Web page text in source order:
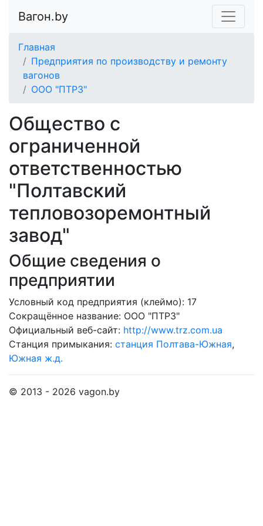
Вагон.by
Главная
Предприятия по производству и ремонту
вагонов
ООО "ПТРЗ"
Общество с
ограниченной
ответственностью
"Полтавский
тепловозоремонтный
завод"
Общие сведения о
предприятии
Условный код предприятия (клеймо): 17
Сокращённое название: ООО "ПТРЗ"
Официальный веб-сайт: http://www.trz.com.ua
Станция примыкания: станция Полтава-Южная,
Южная ж.д.
© 2013 - 2026 vagon.by